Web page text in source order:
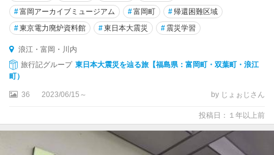
#富岡アーカイブミュージアム #富岡町 # 帰還困難区域
#東京電力廃炉資料館 #東日本大震災 # 震災学習
浪江・富岡・川内
旅行記グループ 東日本大震災を辿る旅【福島県：富岡町・双葉町・浪江
町）
36 2023/06/15～ by じょぉじさん
投稿日：１年以上前